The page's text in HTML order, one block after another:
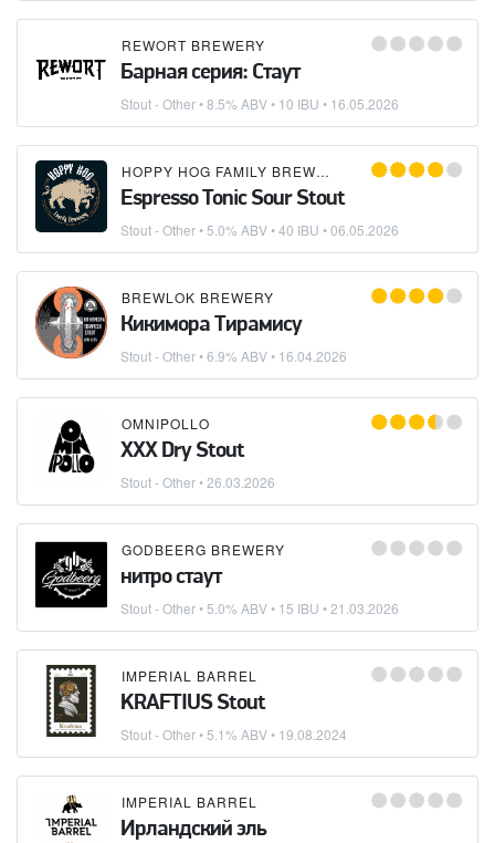
REWORT BREWERY
Барная серия: Стаут
Stout - Other• 8.5% ABV • 10 IBU • 16.05.2026
HOPPY HOG FAMILY BREWERY
Espresso Tonic Sour Stout
Stout - Other• 5.0% ABV • 40 IBU •06.05.2026
BREWLOK BREWERY
Кикимора Тирамису
Stout - Other• 6.9% ABV • 16.04.2026
OMNIPOLLO
XXX Dry Stout
Stout - Other•26.03.2026
GODBEERG BREWERY
нитро стаут
Stout - Other• 5.0% ABV • 15 IBU •21.03.2026
IMPERIAL BARREL
KRAFTIUS Stout
Stout - Other• 5.1% ABV • 19.08.2024
IMPERIAL BARREL
Ирландский эль